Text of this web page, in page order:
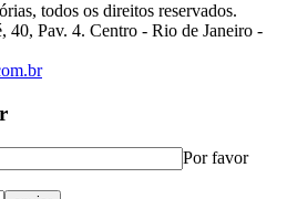
todos os direitos reservados.
40, Pav. 4. Centro - Rio de Janeiro -
Por favor